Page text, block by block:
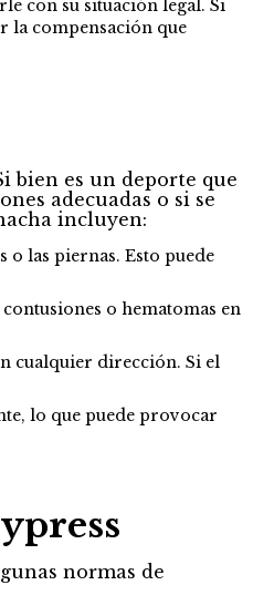
con su situación legal. Si
la compensación que
bien es un deporte que
adecuadas o si se
incluyen:
o las piernas. Esto puede
o hematomas en
cualquier dirección. Si el
lo que puede provocar
normas de